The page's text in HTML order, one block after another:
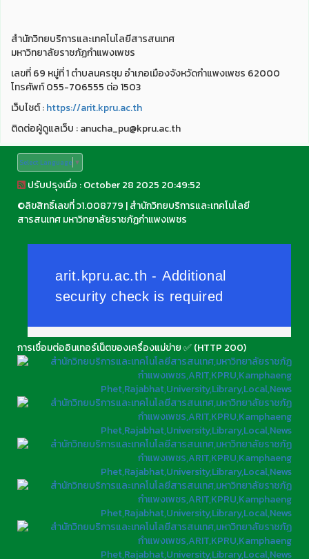
สำนักวิทยบริการและเทคโนโลยีสารสนเทศ
มหาวิทยาลัยราชภัฏกำแพงเพชร
เลขที่ 69 หมู่ที่ 1 ตำบลนครชุม อำเภอเมืองจังหวัดกำแพงเพชร 62000
โทรศัพท์ 055-706555 ต่อ 1503
เว็บไชต์ :https://arit.kpru.ac.th
ติดต่อผู้ดูแลเว็บ : anucha_pu@kpru.ac.th
Select Language ▼
ปรับปรุงเมื่อ : October 28 2025 20:49:52
©ลิขสิทธิ์เลขที่ ว1.008779 |สำนักวิทยบริการและเทคโนโลยี
สารสนเทศ มหาวิทยาลัยราชภัฏกำแพงเพชร
การเชื่อมต่ออินเทอร์เน็ตของเครื่องแม่ข่าย ✅ (HTTP 200)